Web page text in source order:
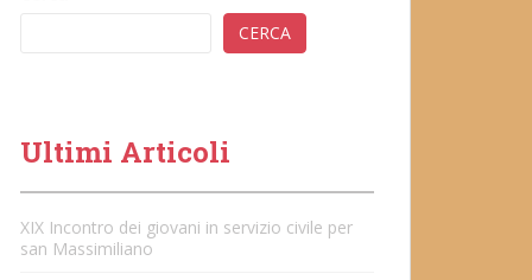
CERCA
Ultimi Articoli
XIX Incontro dei giovani in servizio civile per
san Massimiliano